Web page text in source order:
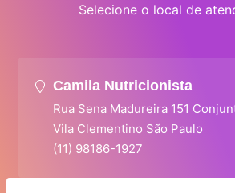
Selecione o local de
Camila Nutricionista
Rua Sena Madureira 151
Vila Clementino São Paulo
(11) 98186-1927